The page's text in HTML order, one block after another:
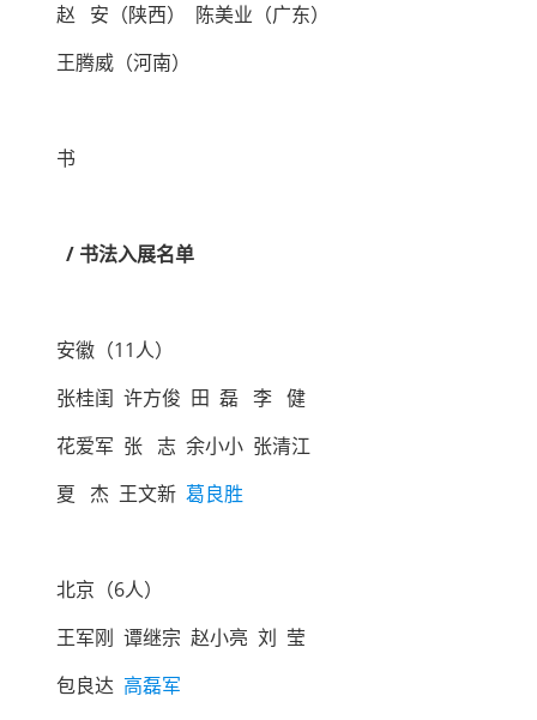
赵 安（陕西） 陈美业（广东）
王腾威（河南）
书
/ 书法入展名单
安徽（11人）
张桂闺 许方俊 田 磊 李 健
花爱军 张 志 余小小 张清江
夏 杰 王文新 葛良胜
北京（6人）
王军刚 谭继宗 赵小亮 刘 莹
包良达 高磊军